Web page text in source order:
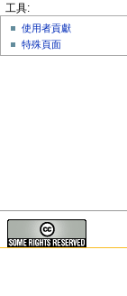
工具:
使用者貢獻
特殊頁面